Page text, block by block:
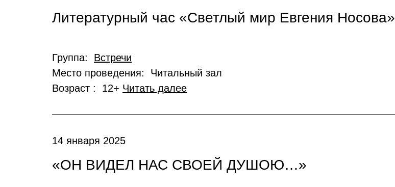
Литературный час «Светлый мир Евгения Носова»
Группа: Встречи
Место проведения: Читальный зал
Возраст : 12+ Читать далее
14 января 2025
«ОН ВИДЕЛ НАС СВОЕЙ ДУШОЮ…»